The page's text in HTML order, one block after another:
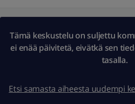
Tämä keskustelu on suljettu
ei enää päivitetä, eivätkä sen
tasalla.
Etsi samasta aiheesta uudempi